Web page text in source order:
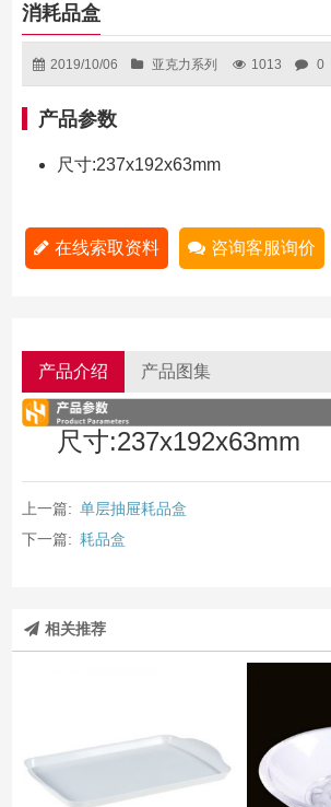
消耗品盒
2019/10/06 亚克力系列 1013 0
产品参数
尺寸:237x192x63mm
在线索取资料 咨询客服询价
产品介绍 产品图集
尺寸:237x192x63mm
上一篇: 单层抽屉耗品盒
下一篇: 耗品盒
相关推荐